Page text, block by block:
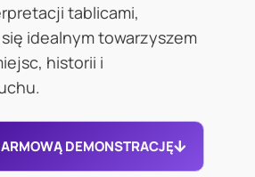
tablicami,
idealnym towarzyszem
historii i
DEMONSTRACJĘ